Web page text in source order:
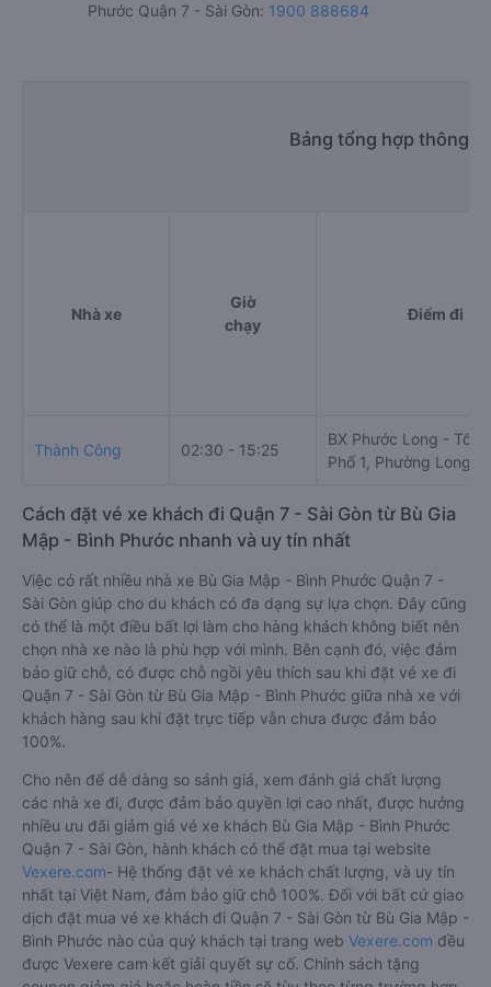
Phước Quận 7 - Sài Gòn: 1900 888684
Bảng tổng hợp thông
Nhà xe
Giờ
chạy
Điểm đi
Thành Công 02:30 - 15:25
BX Phước Long - Tổ
Phố 1, Phường Long
Cách đặt vé xe khách đi Quận 7 - Sài Gòn từ Bù Gia
Mập - Bình Phước nhanh và uy tín nhất
Việc có rất nhiều nhà xe Bù Gia Mập - Bình Phước Quận 7 -
Sài Gòn giúp cho du khách có đa dạng sự lựa chọn. Đây cũng
có thể là một điều bất lợi làm cho hàng khách không biết nên
chọn nhà xe nào là phù hợp với mình. Bên cạnh đó, việc đảm
bảo giữ chỗ, có được chỗ ngồi yêu thích sau khi đặt vé xe đi
Quận 7 - Sài Gòn từ Bù Gia Mập - Bình Phước giữa nhà xe với
khách hàng sau khi đặt trực tiếp vẫn chưa được đảm bảo
100%.
Cho nên để dễ dàng so sánh giá, xem đánh giá chất lượng
các nhà xe đi, được đảm bảo quyền lợi cao nhất, được hưởng
nhiều ưu đãi giảm giá vé xe khách Bù Gia Mập - Bình Phước
Quận 7 - Sài Gòn, hành khách có thể đặt mua tại website
Vexere.com- Hệ thống đặt vé xe khách chất lượng, và uy tín
nhất tại Việt Nam, đảm bảo giữ chỗ 100%. Đối với bất cứ giao
dịch đặt mua vé xe khách đi Quận 7 - Sài Gòn từ Bù Gia Mập -
Bình Phước nào của quý khách tại trang web Vexere.com đều
được Vexere cam kết giải quyết sự cố. Chính sách tặng